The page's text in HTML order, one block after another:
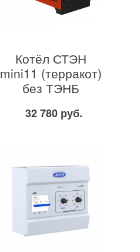
Котёл СТЭН
mini11 (терракот)
без ТЭНБ
32 780 руб.